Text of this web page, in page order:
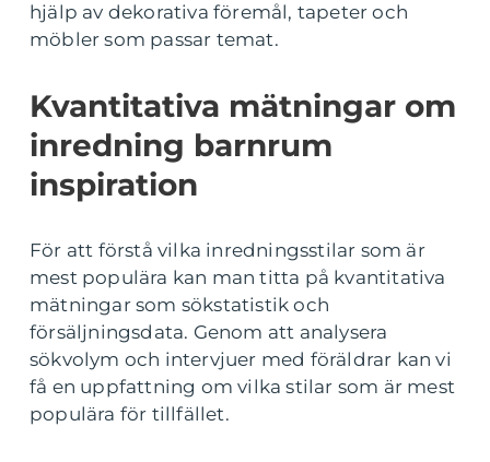
hjälp av dekorativa föremål, tapeter och
möbler som passar temat.
Kvantitativa mätningar om
inredning barnrum
inspiration
För att förstå vilka inredningsstilar som är
mest populära kan man titta på kvantitativa
mätningar som sökstatistik och
försäljningsdata. Genom att analysera
sökvolym och intervjuer med föräldrar kan vi
få en uppfattning om vilka stilar som är mest
populära för tillfället.